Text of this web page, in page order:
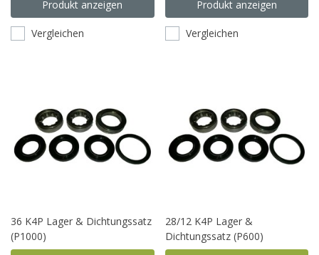
Produkt anzeigen
Vergleichen
Produkt anzeigen
Vergleichen
36 K4P Lager & Dichtungssatz
(P1000)
28/12 K4P Lager &
Dichtungssatz (P600)